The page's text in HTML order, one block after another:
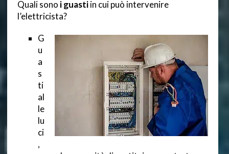
Quali sono i guastiin cui può intervenire
l’elettricista?
G
u
a
s
ti
al
le
lu
ci
,